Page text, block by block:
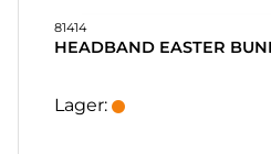
81414
HEADBAND EASTER
Lager: